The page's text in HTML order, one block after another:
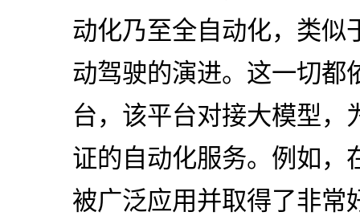
动化乃至全自动化，类似
动驾驶的演进。这一切都
台，该平台对接大模型，
证的自动化服务。例如，
被广泛应用并取得了非常